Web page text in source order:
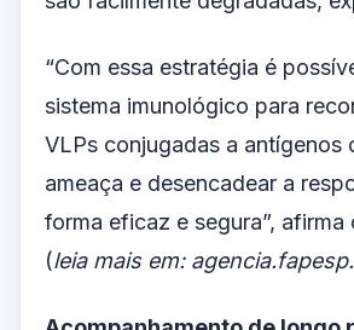
“Com essa estratégia é
sistema imunológico para
VLPs conjugadas a antígenos
ameaça e desencadear a
forma eficaz e segura”, afirma
(leia mais em: